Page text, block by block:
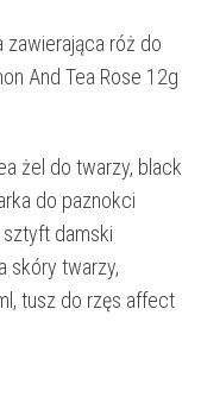
zawierająca róż do
And Tea Rose 12g
żel do twarzy, black
do paznokci
damski
skóry twarzy,
tusz do rzęs affect